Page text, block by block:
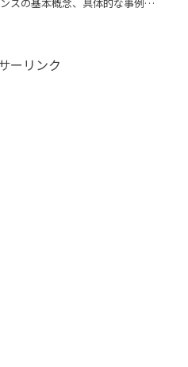
ーリンク